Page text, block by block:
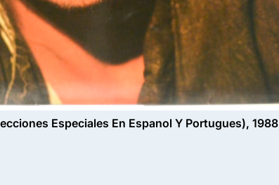
Especiales En Espanol Y Portugues), 1988